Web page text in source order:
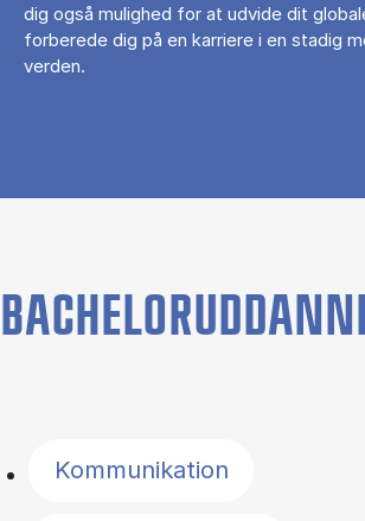
dig også mulighed for at udvide dit
forberede dig på en karriere i en stadig
verden.
Kommunikation